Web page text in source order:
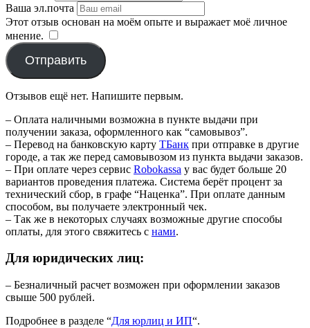
Ваша эл.почта
Этот отзыв основан на моём опыте и выражает моё личное
мнение.
Отправить
Отзывов ещё нет. Напишите первым.
– Оплата наличными возможна в пункте выдачи при
получении заказа, оформленного как “самовывоз”.
– Перевод на банковскую карту TБанк при отправке в другие
городе, а так же перед самовывозом из пункта выдачи заказов.
– При оплате через сервис Robokassa у вас будет больше 20
вариантов проведения платежа. Система берёт процент за
технический сбор, в графе “Наценка”. При оплате данным
способом, вы получаете электронный чек.
– Так же в некоторых случаях возможные другие способы
оплаты, для этого свяжитесь с нами.
Для юридических лиц:
– Безналичный расчет возможен при оформлении заказов
свыше 500 рублей.
Подробнее в разделе “Для юрлиц и ИП“.